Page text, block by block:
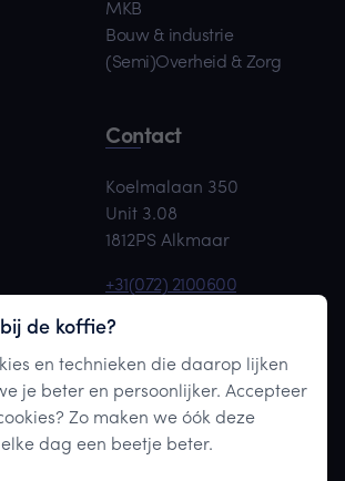
MKB
Bouw & industrie
(Semi)Overheid & Zorg
Contact
Koelmalaan 350
Unit 3.08
1812PS Alkmaar
+31(072) 2100600
Maak afspraak
de koffie?
en technieken die daarop lijken
je beter en persoonlijker. Accepteer
Zo maken we óók deze
dag een beetje beter.